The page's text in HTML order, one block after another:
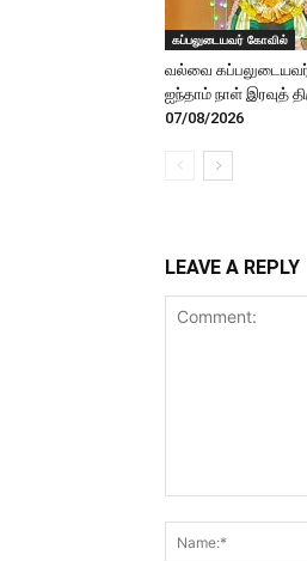
கப்பலுடையவர் கோவில்
வல்வை
ஐந்தாம் நாள் இரவுத்
07/08/2026
LEAVE A REPLY